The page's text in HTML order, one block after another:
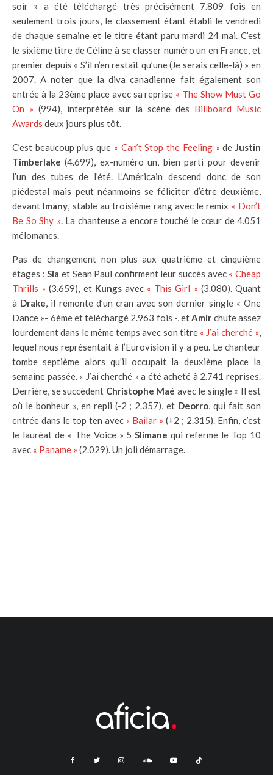
soir » a été téléchargé très précisément 7.809 fois en
seulement trois jours, le classement étant établi le vendredi
de chaque semaine et le titre étant paru mardi 24 mai. C’est
le sixième titre de Céline à se classer numéro un en France, et
premier depuis « S’il n’en restait qu’une (Je serais celle-là) » en
2007. A noter que la diva canadienne fait également son
entrée à la 23ème place avec sa reprise « The Show Must Go
On » (994), interprétée sur la scène des Billboard Music
Awards deux jours plus tôt.
C’est beaucoup plus que « Can’t Stop the Feeling » de Justin
Timberlake (4.699), ex-numéro un, bien parti pour devenir
l’un des tubes de l’été. L’Américain descend donc de son
piédestal mais peut néanmoins se féliciter d’être deuxième,
devant Imany, stable au troisième rang avec le remix « Don’t
Be So Shy ». La chanteuse a encore touché le cœur de 4.051
mélomanes.
Pas de changement non plus aux quatrième et cinquième
étages :Sia et Sean Paul confirment leur succès avec « Cheap
Thrills » (3.659), et Kungsavec « This Girl » (3.080). Quant
à Drake, il remonte d’un cran avec son dernier single « One
Dance »- 6ème et téléchargé 2.963 fois -, etAmir chute assez
lourdement dans le même temps avec son titre « J’ai cherché »,
lequel nous représentait à l’Eurovision il y a peu. Le chanteur
tombe septième alors qu’il occupait la deuxième place la
semaine passée. « J’ai cherché » a été acheté à 2.741 reprises.
Derrière, se succèdent Christophe Maé avec le single « Il est
où le bonheur », en repli (-2 ; 2.357), et Deorro, qui fait son
entrée dans le top ten avec « Bailar » (+2 ; 2.315). Enfin, c’est
le lauréat de « The Voice » 5Slimane qui referme le Top 10
avec « Paname » (2.029). Un joli démarrage.